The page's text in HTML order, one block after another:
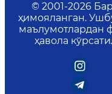
© 2001-2026
ҳимояланган.
маълумотлардан
ҳавола